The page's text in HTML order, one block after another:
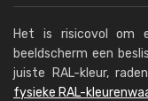
Het is risicovol om
beeldscherm een
juiste RAL-kleur,
fysieke RAL-